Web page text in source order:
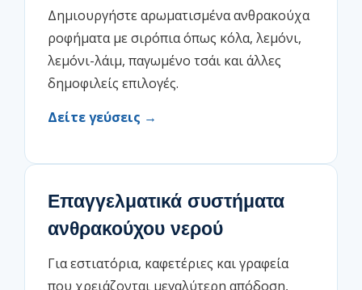
Δημιουργήστε αρωματισμένα ανθρακούχα
ροφήματα με σιρόπια όπως κόλα, λεμόνι,
λεμόνι-λάιμ, παγωμένο τσάι και άλλες
δημοφιλείς επιλογές.
Δείτε γεύσεις →
Επαγγελματικά συστήματα
ανθρακούχου νερού
Για εστιατόρια, καφετέριες και γραφεία
που χρειάζονται μεγαλύτερη απόδοση,